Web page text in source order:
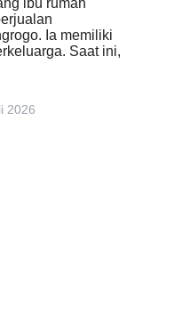
Ia memiliki
Saat ini,
2026